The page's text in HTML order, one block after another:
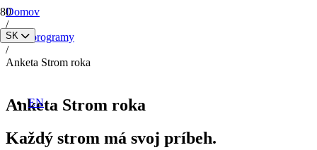
SK
EN
Domov
/
Naše programy
/
Anketa Strom roka
Anketa Strom roka
Každý strom má svoj príbeh.